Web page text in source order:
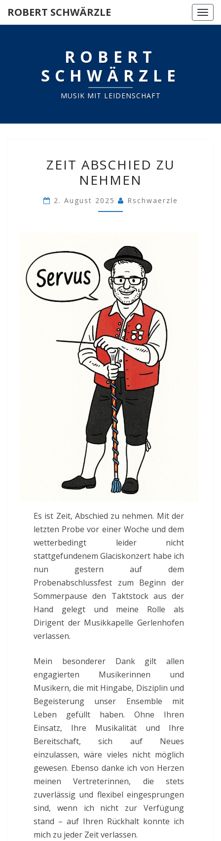
ROBERT SCHWÄRZLE
ROBERT
SCHWÄRZLE
MUSIK MIT LEIDENSCHAFT
ABSCHIED
ZU
ZEIT ABSCHIED ZU
NEHMEN
2. August 2025 Rschwaerzle
Es ist Zeit, Abschied zu nehmen. Mit der
letzten Probe vor einer Woche und dem
wetterbedingt leider nicht
stattgefundenem Glaciskonzert habe ich
nun gestern auf dem
Probenabschlussfest zum Beginn der
Sommerpause den Taktstock aus der
Hand gelegt und meine Rolle als
Dirigent der Musikkapelle Gerlenhofen
verlassen.
Mein besonderer Dank gilt allen
engagierten Musikerinnen und
Musikern, die mit Hingabe, Disziplin und
Begeisterung unser Ensemble mit
Leben gefüllt haben. Ohne Ihren
Einsatz, Ihre Musikalität und Ihre
Bereitschaft, sich auf Neues
einzulassen, wäre vieles nicht möglich
gewesen. Ebenso danke ich von Herzen
meinen Vertreterinnen, die stets
zuverlässig und flexibel eingesprungen
sind, wenn ich nicht zur Verfügung
stand – auf Ihren Rückhalt konnte ich
mich zu jeder Zeit verlassen.